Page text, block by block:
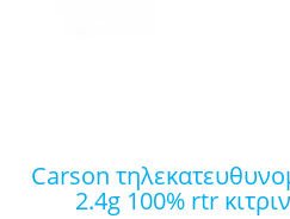
carson τηλεκατευθυνομενο race shark fd
2.4g 100% rtr